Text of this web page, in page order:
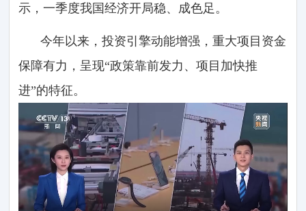
示，一季度我国经济开局稳、成色足。
今年以来，投资引擎动能增强，重大项目资金
保障有力，呈现“政策靠前发力、项目加快推
进”的特征。